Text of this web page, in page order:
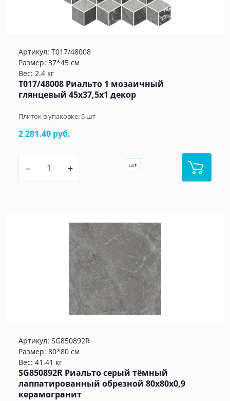
Артикул: T017/48008
Размер: 37*45 см
Вес: 2.4 кг
T017/48008 Риальто 1 мозаичный
глянцевый 45x37,5x1 декор
Плиток в упаковке: 5 шт
2 281.40 руб.
– + шт.
Артикул: SG850892R
Размер: 80*80 см
Вес: 41.41 кг
SG850892R Риальто серый тёмный
лаппатированный обрезной 80x80x0,9
керамогранит